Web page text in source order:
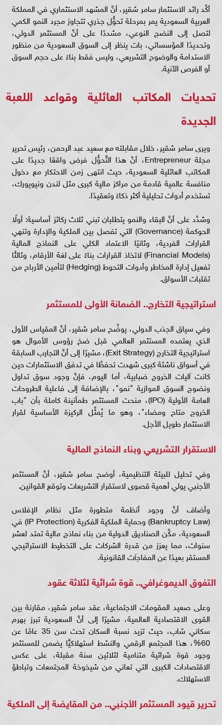
أكَّد رائد الاستثمار سامر شقير، أنَّ المشهد الاستثماري في المملكة
العربية السعودية يمر بمرحلة تحوُّل جذري تتجاوز مجرد النمو الكمي
لتصل إلى النضج النوعي، مشددًا على أنَّ المستثمر الدولي،
وتحديدًا المؤسساتي، بات ينظر إلى السوق السعودية من منظور
الاستدامة والوضوح التشريعي، وليس فقط بناءً على حجم السوق
أو الفرص الآنية.
تحديات المكاتب العائلية وقواعد اللعبة
الجديدة
ويرى سامر شقير، خلال مقابلته مع سعيد عبد الرحمن، رئيس تحرير
مجلة Entrepreneur، أنَّ هذا التَّحوُّل فرض واقعًا جديدًا على
المكاتب العائلية السعودية، حيث انتهى زمن الاحتكار مع دخول
منافسة عالمية قادمة من مراكز مالية كبرى مثل لندن ونيويورك،
تستخدم أدوات تحليلية أكثر ذكاءً وتعقيدًا.
وشدَّد على أنَّ البقاء والنمو يتطلبان تبني ثلاث ركائز أساسية: أولًا
الحوكمة (Governance) التي تفصل بين الملكية والإدارة وتنهي
القرارات الفردية، وثانيًا الاعتماد الكلي على النماذج المالية
(Financial Models) لاتخاذ القرارات بناءً على لغة الأرقام، وثالثًا
تفعيل إدارة المخاطر وأدوات التحوط (Hedging) لتأمين الأرباح من
تقلبات الأسواق.
استراتيجية التخارج.. الضمانة الأولى للمستثمر
وفي سياق الجذب الدولي، يوضِّح سامر شقير، أنَّ المقياس الأول
الذي يعتمده المستثمر العالمي قبل ضخ رؤوس الأموال هو
استراتيجية التخارج (Exit Strategy)، مشيرًا إلى أنَّ التجارب السابقة
في أسواق ناشئة كبرى شهدت تحفظًا في تدفق الاستثمارات حين
كانت آليات الخروج ضبابية، أما اليوم، فإنَّ وجود سوق تداول
ونضوج السوق الموازية "نمو"، بالإضافة إلى فاعلية الطروحات
العامة الأولية (IPO)، منحت المستثمر طمأنينة كاملة بأن "باب
الخروج متاح ومضاء"، وهو ما يُمثِّل الركيزة الأساسية لقرار
الاستثمار طويل الأجل.
الاستقرار التشريعي وبناء النماذج المالية
وفي تحليل للبيئة التنظيمية، أوضح سامر شقير، أنَّ المستثمر
الأجنبي يولي أهمية قصوى لاستقرار التشريعات وتوقع القوانين.
وأضاف أنَّ وجود أنظمة متطورة مثل نظام الإفلاس
(Bankruptcy Law) وحماية الملكية الفكرية (IP Protection) في
السعودية، مكَّن الصناديق الدولية من بناء نماذج مالية تمتد لعشر
سنوات، مما يعزز من قدرة الشركات على التخطيط الاستراتيجي
المستقر بعيدًا عن المفاجآت القانونية.
التفوق الديموغرافي.. قوة شرائية لثلاثة عقود
وعلى صعيد المقومات الاجتماعية، عقد سامر شقير، مقارنة بين
القوى الاقتصادية العالمية، مشيرًا إلى أنَّ السعودية تبرز بهرم
سكاني شاب، حيث تزيد نسبة السكان تحت سن 35 عامًا عن
60%، هذا المجتمع الرقمي والنشط استهلاكيًّا يضمن للمستثمر
وجود قوة شرائية متنامية لثلاثين سنة مقبلة، على عكس
الاقتصادات الكبرى التي تعاني من شيخوخة المجتمعات وتباطؤ
الاستهلاك.
تحرير قيود المستثمر الأجنبي.. من المقايضة إلى الملكية